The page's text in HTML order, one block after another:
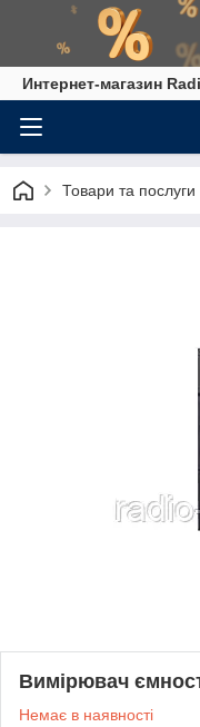
Интернет-магазин
Товари та послуги
Вимірювач
Немає в наявності